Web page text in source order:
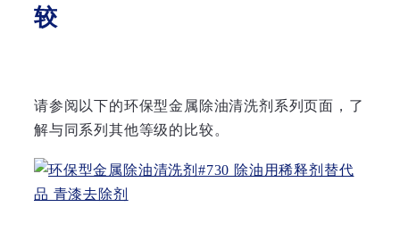
较
请参阅以下的环保型金属除油清洗剂系列页面，了
解与同系列其他等级的比较。